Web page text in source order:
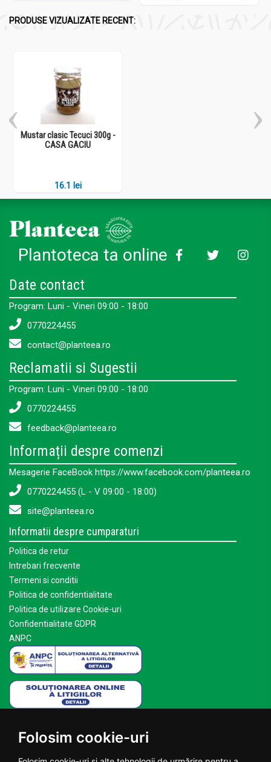
Folosim cookie-uri
PRODUSE VIZUALIZATE RECENT:
Mustar clasic Tecuci 300g -
CASA GACIU
16.1 lei
Plantoteca ta online
Date contact
Program: Luni - Vineri 09:00 - 18:00
0770224455
contact@planteea.ro
Reclamatii si Sugestii
Program: Luni - Vineri 09:00 - 18:00
0770224455
feedback@planteea.ro
Informații despre comenzi
Mesagerie FaceBook https://www.facebook.com/planteea.ro
0770224455 (L - V 09:00 - 18:00)
site@planteea.ro
Informatii despre cumparaturi
Politica de retur
Intrebari frecvente
Termeni si conditii
Politica de confidentialitate
Politica de utilizare Cookie-uri
Confidentialitate GDPR
ANPC
Acasa
Despre noi